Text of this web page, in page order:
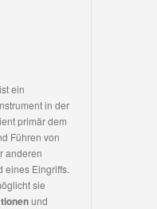
ein
in der
primär dem
Führen von
anderen
eines Eingriffs.
sie
und